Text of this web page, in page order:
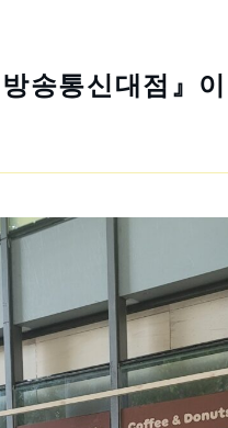
송통신대점』